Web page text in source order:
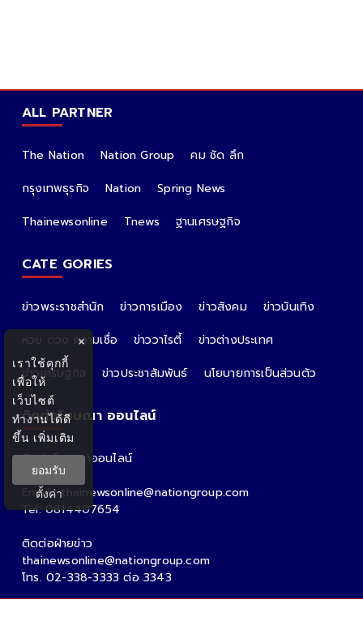
ALL PARTNER
The Nation Nation Group
คม ชัด ลึก
กรุงเทพธุรกิจ
Nation
Spring News
Thainewsonline
Tnews ฐานเศรษฐกิจ
CATE GORIES
ข่าวพระราชสำนัก ข่าวการเมือง ข่าวสังคม
ข่าวบันเทิง
หวย ดวง ความเชื่อ
ข่าววาไรตี้
ข่าวต่างประเทศ
ข่าวเศรษฐกิจ
ข่าวประชาสัมพันธ์ นโยบายการเป็นส่วนตัว
ติดต่อโฆษณา ออนไลน์
ติดต่อโฆษณาออนไลน์
คุณอ้อ
Email : thainewsonline@nationgroup.com
Tel: 0814407654
ติดต่อฝ่ายข่าว
thainewsonline@nationgroup.com
โทร. 02-338-3333 ต่อ 3343
×
เราใช้คุกกี้
เพื่อให้
เว็บไซต์
ทำงานได้ดี
ขึ้น เพิ่มเติม
ยอมรับ
ตั้งค่า